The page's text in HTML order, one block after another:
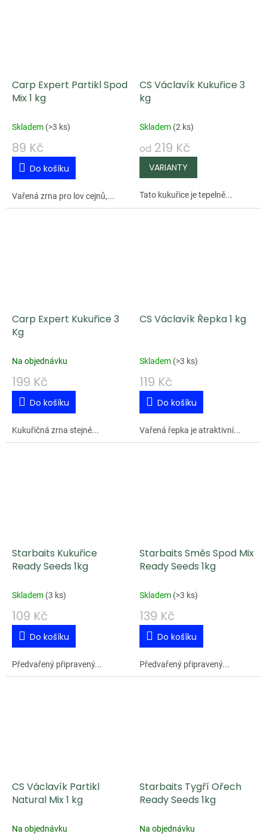
Carp Expert Partikl Spod
Mix 1 kg
Skladem (>3 ks)
89 Kč
Do košíku
Vařená zrna pro lov cejnů,...
CS Václavík Kukuřice 3
kg
Skladem (2 ks)
od 219 Kč
Tato kukuřice je tepelně...
Carp Expert Kukuřice 3
Kg
Na objednávku
199 Kč
Do košíku
Kukuřičná zrna stejné...
CS Václavík Řepka 1 kg
Skladem (>3 ks)
119 Kč
Do košíku
Vařená řepka je atraktivní...
Starbaits Kukuřice
Ready Seeds 1kg
Skladem (3 ks)
109 Kč
Do košíku
Předvařený připravený...
Starbaits Směs Spod Mix
Ready Seeds 1kg
Skladem (>3 ks)
139 Kč
Do košíku
Předvařený připravený...
CS Václavík Partikl
Natural Mix 1 kg
Na objednávku
Starbaits Tygří Ořech
Ready Seeds 1kg
Na objednávku